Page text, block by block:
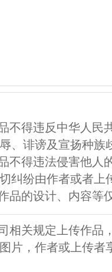
不得违反中华人民
、诽谤及宣扬种族
不得违法侵害他人
纠纷由作者或者上
品的设计、内容等
相关规定上传作品
片，作者或上传者